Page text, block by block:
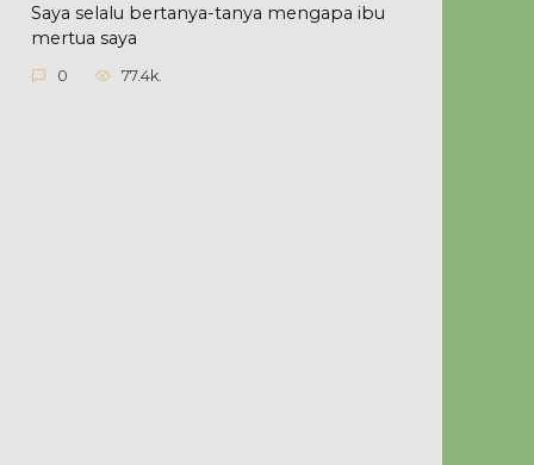
Saya selalu bertanya-tanya mengapa ibu
mertua saya
0 77.4k.